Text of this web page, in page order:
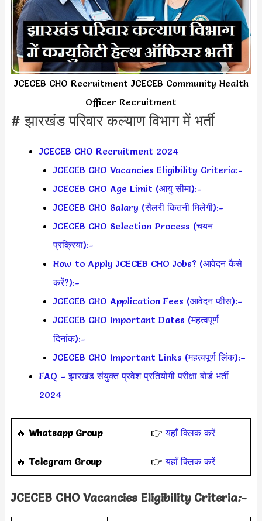
JCECEB CHO Recruitment JCECEB Community Health
Officer Recruitment
# झारखंड परिवार कल्याण विभाग में भर्ती
JCECEB CHO Recruitment 2024
JCECEB CHO Vacancies Eligibility Criteria:-
JCECEB CHO Age Limit (आयु सीमा):-
JCECEB CHO Salary (सैलरी कितनी मिलेगी):-
JCECEB CHO Selection Process (चयन
प्रक्रिया):-
How to Apply JCECEB CHO Jobs? (आवेदन कैसे
करें?):-
JCECEB CHO Application Fees (आवेदन फीस):-
JCECEB CHO Important Dates (महत्वपूर्ण
दिनांक):-
JCECEB CHO Important Links (महत्वपूर्ण लिंक):–
FAQ – झारखंड संयुक्त प्रवेश प्रतियोगी परीक्षा बोर्ड भर्ती
2024
🔥 Whatsapp Group 👉यहाँ क्लिक करें
‎️‍🔥 Telegram Group 👉यहाँ क्लिक करें
JCECEB CHO Vacancies Eligibility Criteria:-